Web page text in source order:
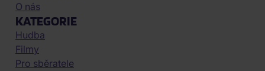
O nás
KATEGORIE
Hudba
Filmy
Pro sběratele